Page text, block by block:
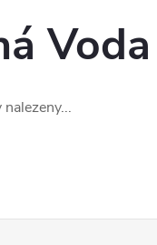
Voda
nalezeny...